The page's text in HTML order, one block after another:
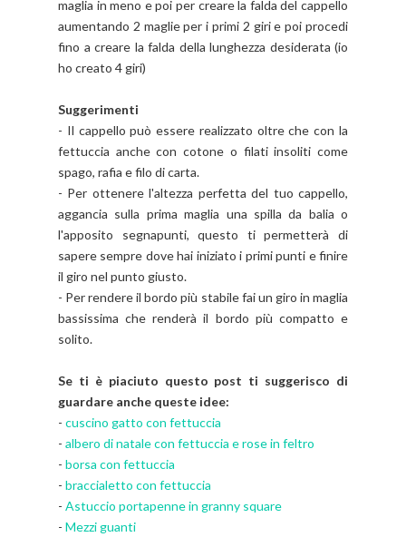
maglia in meno e poi per creare la falda del cappello
aumentando 2 maglie per i primi 2 giri e poi procedi
fino a creare la falda della lunghezza desiderata (io
ho creato 4 giri)
Suggerimenti
- Il cappello può essere realizzato oltre che con la
fettuccia anche con cotone o filati insoliti come
spago, rafia e filo di carta.
- Per ottenere l'altezza perfetta del tuo cappello,
aggancia sulla prima maglia una spilla da balia o
l'apposito segnapunti, questo ti permetterà di
sapere sempre dove hai iniziato i primi punti e finire
il giro nel punto giusto.
- Per rendere il bordo più stabile fai un giro in maglia
bassissima che renderà il bordo più compatto e
solito.
Se ti è piaciuto questo post ti suggerisco di
guardare anche queste idee:
- cuscino gatto con fettuccia
- albero di natale con fettuccia e rose in feltro
- borsa con fettuccia
- braccialetto con fettuccia
- Astuccio portapenne in granny square
- Mezzi guanti